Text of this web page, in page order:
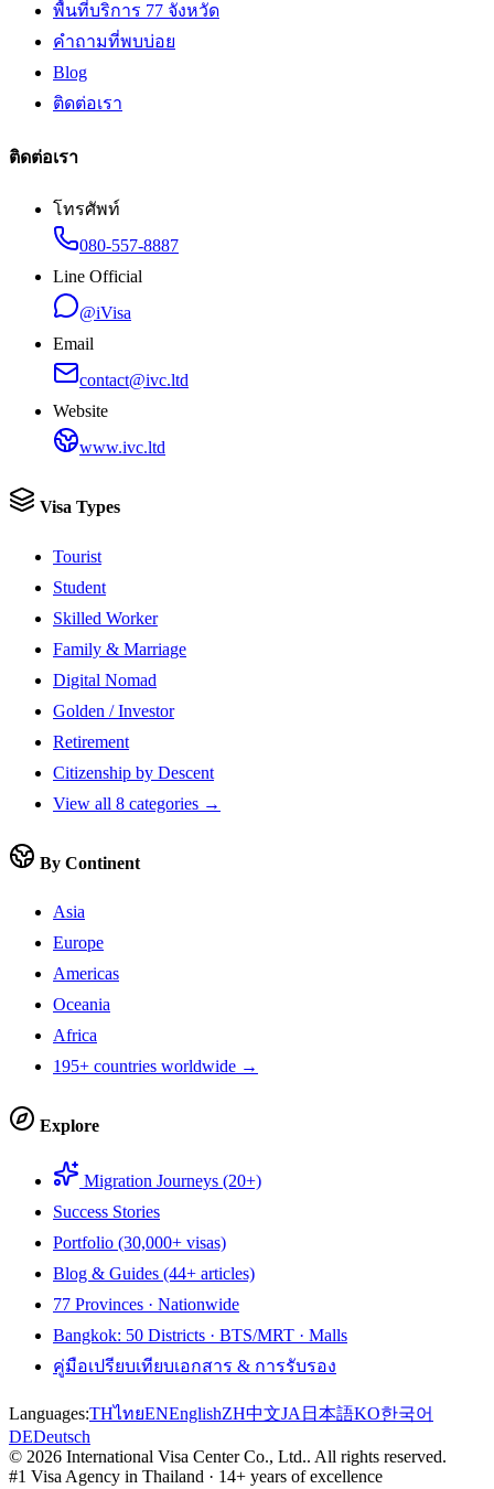
พื้นที่บริการ 77 จังหวัด
คำถามที่พบบ่อย
Blog
ติดต่อเรา
ติดต่อเรา
โทรศัพท์
080-557-8887
Line Official
@iVisa
Email
contact@ivc.ltd
Website
www.ivc.ltd
Visa Types
Tourist
Student
Skilled Worker
Family & Marriage
Digital Nomad
Golden / Investor
Retirement
Citizenship by Descent
View all 8 categories →
By Continent
Asia
Europe
Americas
Oceania
Africa
195+ countries worldwide →
Explore
Migration Journeys (20+)
Success Stories
Portfolio (30,000+ visas)
Blog & Guides (44+ articles)
77 Provinces · Nationwide
Bangkok: 50 Districts · BTS/MRT · Malls
คู่มือเปรียบเทียบเอกสาร & การรับรอง
Languages:THไทยENEnglishZH中文JA 日本語KO한국어
DEDeutsch
© 2026 International Visa Center Co., Ltd.. All rights reserved.
#1 Visa Agency in Thailand · 14+ years of excellence